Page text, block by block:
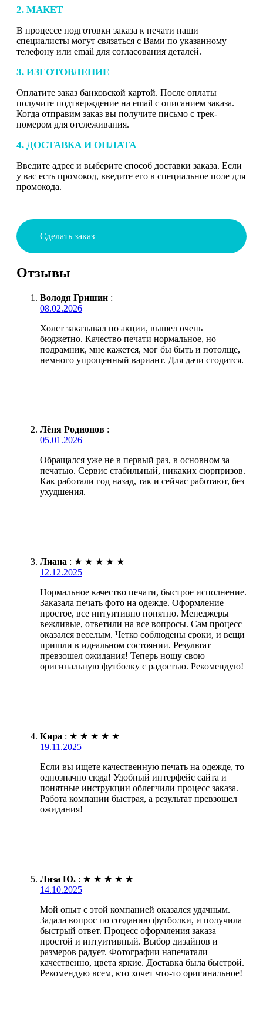
2. МАКЕТ
В процессе подготовки заказа к печати наши
специалисты могут связаться с Вами по указанному
телефону или email для согласования деталей.
3. ИЗГОТОВЛЕНИЕ
Оплатите заказ банковской картой. После оплаты
получите подтверждение на email с описанием заказа.
Когда отправим заказ вы получите письмо с трек-
номером для отслеживания.
4. ДОСТАВКА И ОПЛАТА
Введите адрес и выберите способ доставки заказа. Если
у вас есть промокод, введите его в специальное поле для
промокода.
Сделать заказ
Отзывы
Володя Гришин :
08.02.2026
Холст заказывал по акции, вышел очень
бюджетно. Качество печати нормальное, но
подрамник, мне кажется, мог бы быть и потолще,
немного упрощенный вариант. Для дачи сгодится.
Лёня Родионов :
05.01.2026
Обращался уже не в первый раз, в основном за
печатью. Сервис стабильный, никаких сюрпризов.
Как работали год назад, так и сейчас работают, без
ухудшения.
Лиана : ★ ★ ★ ★ ★
12.12.2025
Нормальное качество печати, быстрое исполнение.
Заказала печать фото на одежде. Оформление
простое, все интуитивно понятно. Менеджеры
вежливые, ответили на все вопросы. Сам процесс
оказался веселым. Четко соблюдены сроки, и вещи
пришли в идеальном состоянии. Результат
превзошел ожидания! Теперь ношу свою
оригинальную футболку с радостью. Рекомендую!
Кира : ★ ★ ★ ★ ★
19.11.2025
Если вы ищете качественную печать на одежде, то
однозначно сюда! Удобный интерфейс сайта и
понятные инструкции облегчили процесс заказа.
Работа компании быстрая, а результат превзошел
ожидания!
Лиза Ю. : ★ ★ ★ ★ ★
14.10.2025
Мой опыт с этой компанией оказался удачным.
Задала вопрос по созданию футболки, и получила
быстрый ответ. Процесс оформления заказа
простой и интуитивный. Выбор дизайнов и
размеров радует. Фотографии напечатали
качественно, цвета яркие. Доставка была быстрой.
Рекомендую всем, кто хочет что-то оригинальное!